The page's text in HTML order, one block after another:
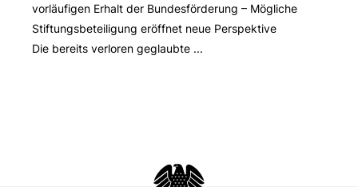
vorläufigen Erhalt der Bundesförderung – Mögliche
Stiftungsbeteiligung eröffnet neue Perspektive
Die bereits verloren geglaubte ...